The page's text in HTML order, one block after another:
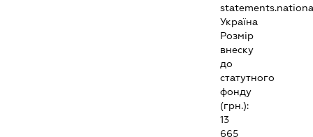
Україна
Розмір
внеску
до
статутного
фонду
(грн.):
13
665